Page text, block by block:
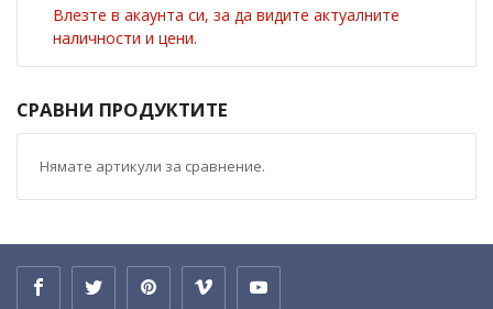
Влезте в акаунта си, за да видите актуалните
наличности и цени.
СРАВНИ ПРОДУКТИТЕ
Нямате артикули за сравнение.